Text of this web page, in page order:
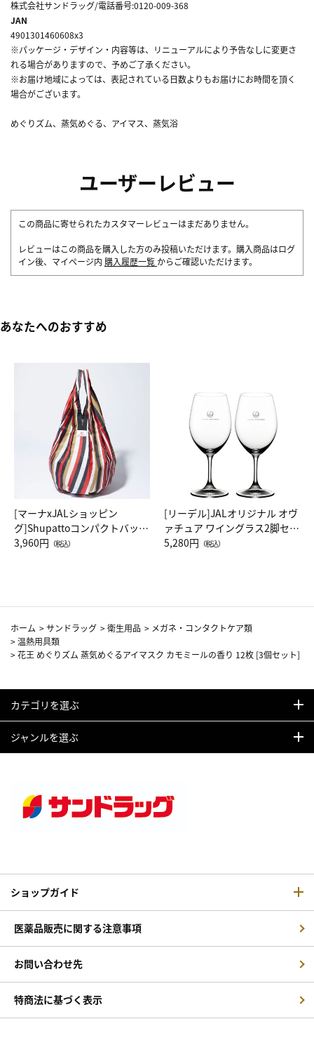
株式会社サンドラッグ/電話番号:0120-009-368
JAN
4901301460608x3
※パッケージ・デザイン・内容等は、リニューアルにより予告なしに変更さ
れる場合がありますので、予めご了承ください。
※お届け地域によっては、表記されている日数よりもお届けにお時間を頂く
場合がございます。
めぐりズム、蒸気めぐる、アイマス、蒸気浴
ユーザーレビュー
この商品に寄せられたカスタマーレビューはまだありません。
レビューはこの商品を購入した方のみ投稿いただけます。購入商品はログ
イン後、マイページ内 購入履歴一覧 からご確認いただけます。
あなたへのおすすめ
[マーナxJALショッピン
グ]Shupattoコンパクトバッグ
Drop JAL客室乗務員（LC）ス
3,960円 （税込）
[リーデル]JALオリジナル オヴ
ァチュア ワイングラス2脚セッ
ト（レッドワイン）
5,280円 （税込）
ホーム >サンドラッグ >衛生用品 > メガネ・コンタクトケア類
>温熱用具類
>花王 めぐりズム 蒸気めぐるアイマスク カモミールの香り 12枚 [3個セット]
カテゴリを選ぶ
ジャンルを選ぶ
ショップガイド
医薬品販売に関する注意事項
お問い合わせ先
特商法に基づく表示